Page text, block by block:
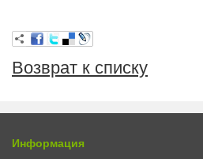
Возврат к списку
Информация